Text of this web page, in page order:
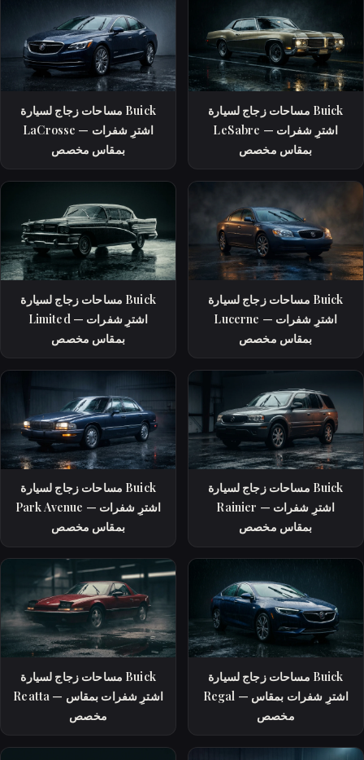
مساحات زجاج لسيارة Buick
LaCrosse — اشترِ شفرات
بمقاس مخصص
مساحات زجاج لسيارة Buick
LeSabre — اشترِ شفرات
بمقاس مخصص
مساحات زجاج لسيارة Buick
Limited — اشترِ شفرات
بمقاس مخصص
مساحات زجاج لسيارة Buick
Lucerne — اشترِ شفرات
بمقاس مخصص
مساحات زجاج لسيارة Buick
Park Avenue — اشترِ شفرات
بمقاس مخصص
مساحات زجاج لسيارة Buick
Rainier — اشترِ شفرات
بمقاس مخصص
مساحات زجاج لسيارة Buick
Reatta — اشترِ شفرات بمقاس
مخصص
مساحات زجاج لسيارة Buick
Regal — اشترِ شفرات بمقاس
مخصص